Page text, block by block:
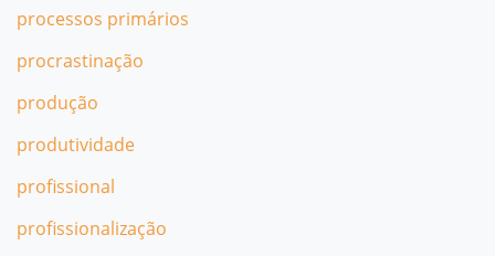
processos primários
procrastinação
produção
produtividade
profissional
profissionalização